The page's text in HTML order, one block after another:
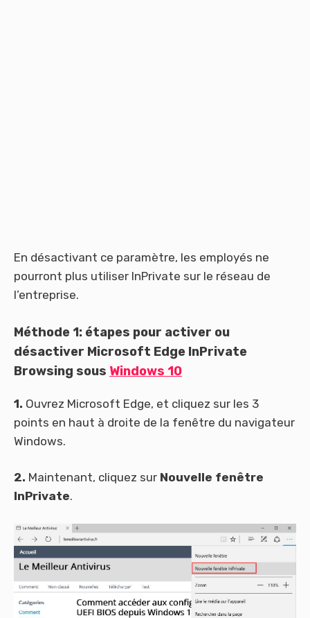
En désactivant ce paramètre, les employés ne
pourront plus utiliser InPrivate sur le réseau de
l’entreprise.
Méthode 1: étapes pour activer ou
désactiver Microsoft Edge InPrivate
Browsing sous Windows 10
1. Ouvrez Microsoft Edge, et cliquez sur les 3
points en haut à droite de la fenêtre du navigateur
Windows.
2. Maintenant, cliquez sur Nouvelle fenêtre
InPrivate.